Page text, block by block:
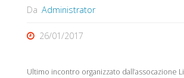
Da Administrator
26/01/2017
Ultimo incontro organizzato dall’assocazione